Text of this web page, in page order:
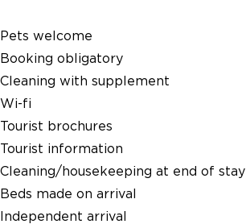
Pets welcome
Booking obligatory
Cleaning with supplement
Wi-fi
Tourist brochures
Tourist information
Cleaning/housekeeping at end of stay
Beds made on arrival
Independent arrival